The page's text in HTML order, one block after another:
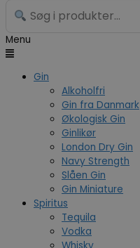
Menu
Gin
Alkoholfri
Gin fra Danmark
Økologisk Gin
Ginlikør
London Dry Gin
Navy Strength
Slåen Gin
Gin Miniature
Spiritus
Tequila
Vodka